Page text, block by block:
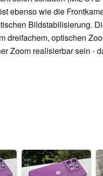
ebenso wie die
Bildstabilisierung.
dreifachem, optischen
Zoom realisierbar sein -